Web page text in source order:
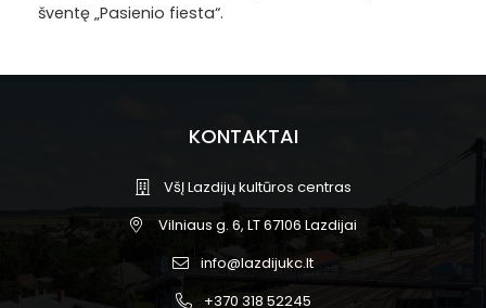
šventę „Pasienio fiesta“.
KONTAKTAI
VšĮ Lazdijų kultūros centras
Vilniaus g. 6, LT 67106 Lazdijai
info@lazdijukc.lt
+370 318 52245